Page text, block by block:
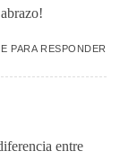
PARA RESPONDER
entre